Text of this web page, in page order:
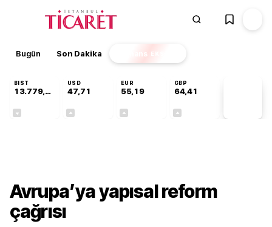
Bugün Son Dakika Finans EKSTRA
BIST
13.779,39
USD
47,71
EUR
55,19
GBP
64,41
Avrupa’ya yapısal reform
çağrısı